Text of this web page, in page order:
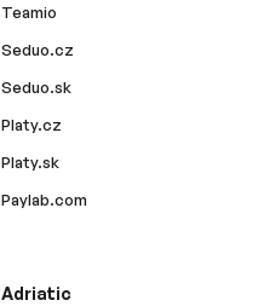
Teamio
Seduo.cz
Seduo.sk
Platy.cz
Platy.sk
Paylab.com
Adriatic